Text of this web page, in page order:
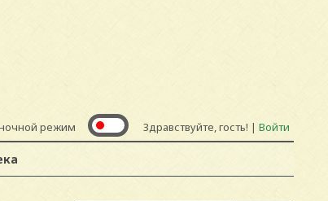
режим Здравствуйте, гость! | Войти